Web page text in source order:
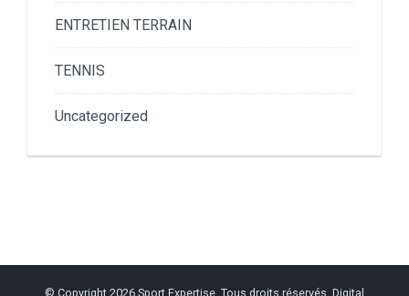
ENTRETIEN TERRAIN
TENNIS
Uncategorized
© Copyright 2026 Sport Expertise . Tous droits réservés. Digital